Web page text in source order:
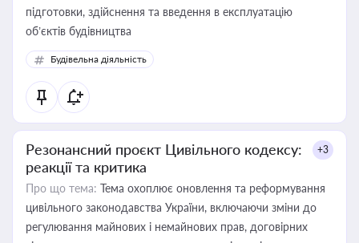
підготовки, здійснення та введення в експлуатацію
об’єктів будівництва
Будівельна діяльність
Резонансний проєкт Цивільного кодексу:
реакції та критика
+3
Про що тема: Тема охоплює оновлення та реформування
цивільного законодавства України, включаючи зміни до
регулювання майнових і немайнових прав, договірних